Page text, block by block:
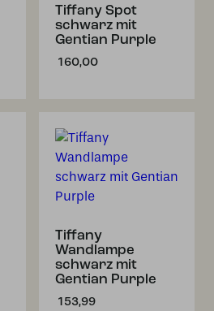
Tiffany Spot
schwarz mit
Gentian Purple
160,00
Tiffany
Wandlampe
schwarz mit
Gentian Purple
153,99